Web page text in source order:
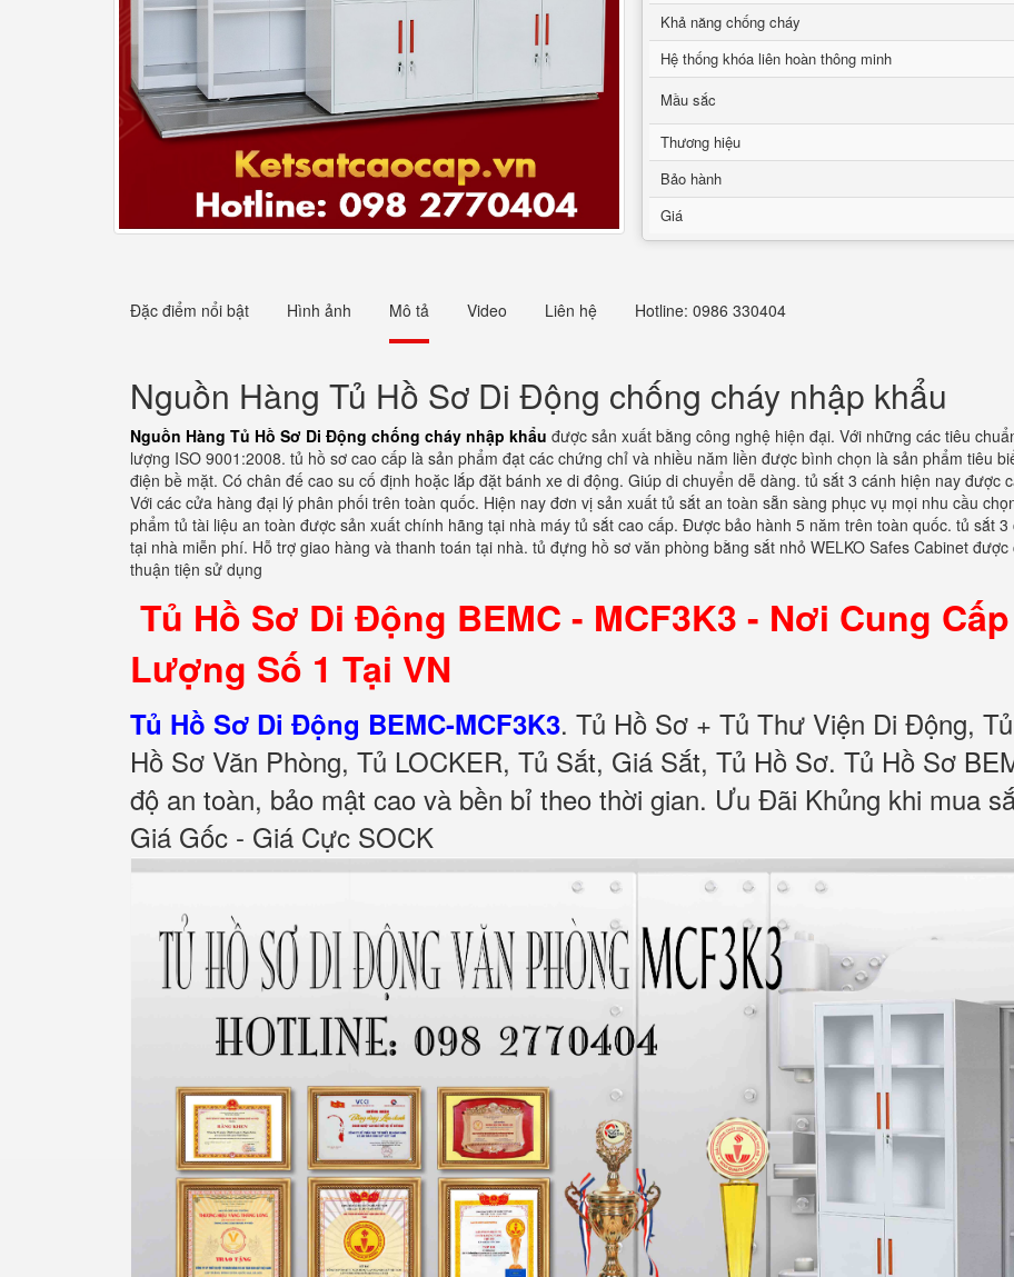
Khả năng chống cháy
Hệ thống khóa liên hoàn thông minh
Mầu sắc
Thương hiệu
Bảo hành
Giá
Đặc điểm nổi bật Hình ảnh Mô tả Video Liên hệ Hotline: 0986 330404
Nguồn Hàng Tủ Hồ Sơ Di Động chống cháy nhập khẩu
Nguồn Hàng Tủ Hồ Sơ Di Động chống cháy nhập khẩu được sản xuất bằng công nghệ hiện đại. Với những các tiêu
lượng ISO 9001:2008. tủ hồ sơ cao cấp là sản phẩm đạt các chứng chỉ và nhiều năm liền được bình chọn là sản phẩm tiêu
điện bề mặt. Có chân đế cao su cố định hoặc lắp đặt bánh xe di động. Giúp di chuyển dễ dàng. tủ sắt 3 cánh hiện nay được
Với các cửa hàng đại lý phân phối trên toàn quốc. Hiện nay đơn vị sản xuất tủ sắt an toàn sẵn sàng phục vụ mọi nhu cầu
phẩm tủ tài liệu an toàn được sản xuất chính hãng tại nhà máy tủ sắt cao cấp. Được bảo hành 5 năm trên toàn quốc. tủ sắt
tại nhà miễn phí. Hỗ trợ giao hàng và thanh toán tại nhà. tủ đựng hồ sơ văn phòng bằng sắt nhỏ WELKO Safes Cabinet
thuận tiện sử dụng
Tủ Hồ Sơ Di Động BEMC - MCF3K3 - Nơi Cung
Lượng Số 1 Tại VN
Tủ Hồ Sơ Di Động BEMC-MCF3K3. Tủ Hồ Sơ + Tủ Thư Viện Di Động,
Hồ Sơ Văn Phòng, Tủ LOCKER, Tủ Sắt, Giá Sắt, Tủ Hồ Sơ. Tủ Hồ Sơ
độ an toàn, bảo mật cao và bền bỉ theo thời gian. Ưu Đãi Khủng khi mua
Giá Gốc - Giá Cực SOCK